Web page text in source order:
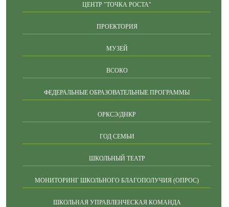
ЦЕНТР "ТОЧКА РОСТА"
ПРОЕКТОРИЯ
МУЗЕЙ
ВСОКО
ФЕДЕРАЛЬНЫЕ ОБРАЗОВАТЕЛЬНЫЕ ПРОГРАММЫ
ОРКСЭ/ДНКР
ГОД СЕМЬИ
ШКОЛЬНЫЙ ТЕАТР
МОНИТОРИНГ ШКОЛЬНОГО БЛАГОПОЛУЧИЯ (ОПРОС)
ШКОЛЬНАЯ УПРАВЛЕНЧЕСКАЯ КОМАНДА